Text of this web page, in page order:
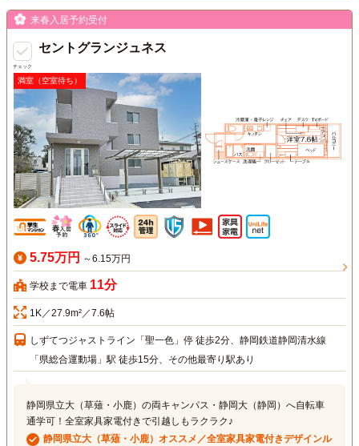
チェック
来春入居予約受付
セントグランジュネス
満室（空室待ち）
5.75万円 ～6.15万円
学校まで電車 11分
1K／27.9m²／7.6帖
しずてつジャストライン「聖一色」停 徒歩2分、静岡鉄道静岡清水線
「県総合運動場」駅 徒歩15分、その他最寄り駅あり
静岡県立大（草薙・小鹿）の両キャンパス・静岡大（静岡）へ自転車
通学可！全室家具家電付きで引越しもラクラク♪
静岡県立大（草薙・小鹿）オススメ／全室家具家電付きデザインル